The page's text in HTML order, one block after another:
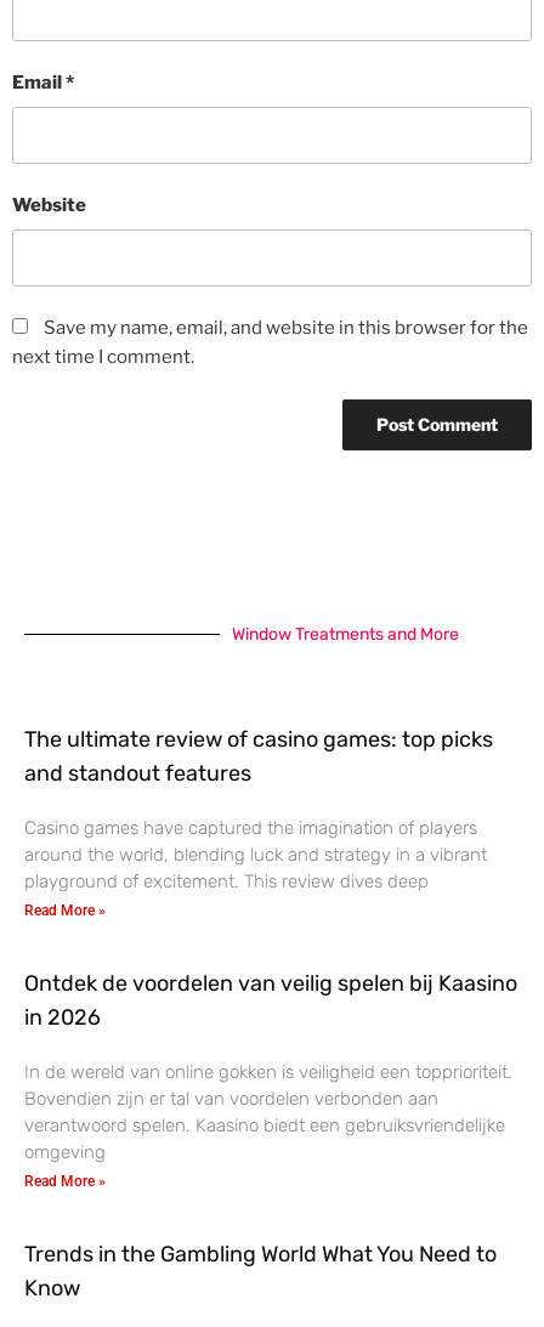
Email *
Website
Save my name, email, and website in this browser for the
next time I comment.
Window Treatments and More
The ultimate review of casino games: top picks
and standout features
Casino games have captured the imagination of players
around the world, blending luck and strategy in a vibrant
playground of excitement. This review dives deep
Read More »
Ontdek de voordelen van veilig spelen bij Kaasino
in 2026
In de wereld van online gokken is veiligheid een topprioriteit.
Bovendien zijn er tal van voordelen verbonden aan
verantwoord spelen. Kaasino biedt een gebruiksvriendelijke
omgeving
Read More »
Trends in the Gambling World What You Need to
Know